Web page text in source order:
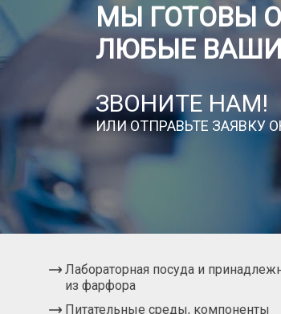
МЫ ГОТОВЫ
ЛЮБЫЕ
ЗВОНИТЕ НАМ!
ИЛИ ОТПРАВЬТЕ ЗАЯВКУ
Лабораторная посуда и
из фарфора
Питательные среды, компоненты